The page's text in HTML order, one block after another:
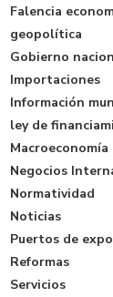
Falencia
geopolítica
Gobierno
Importaciones
Información
ley de
Macroeconomía
Negocios
Normatividad
Noticias
Puertos de
Reformas
Servicios